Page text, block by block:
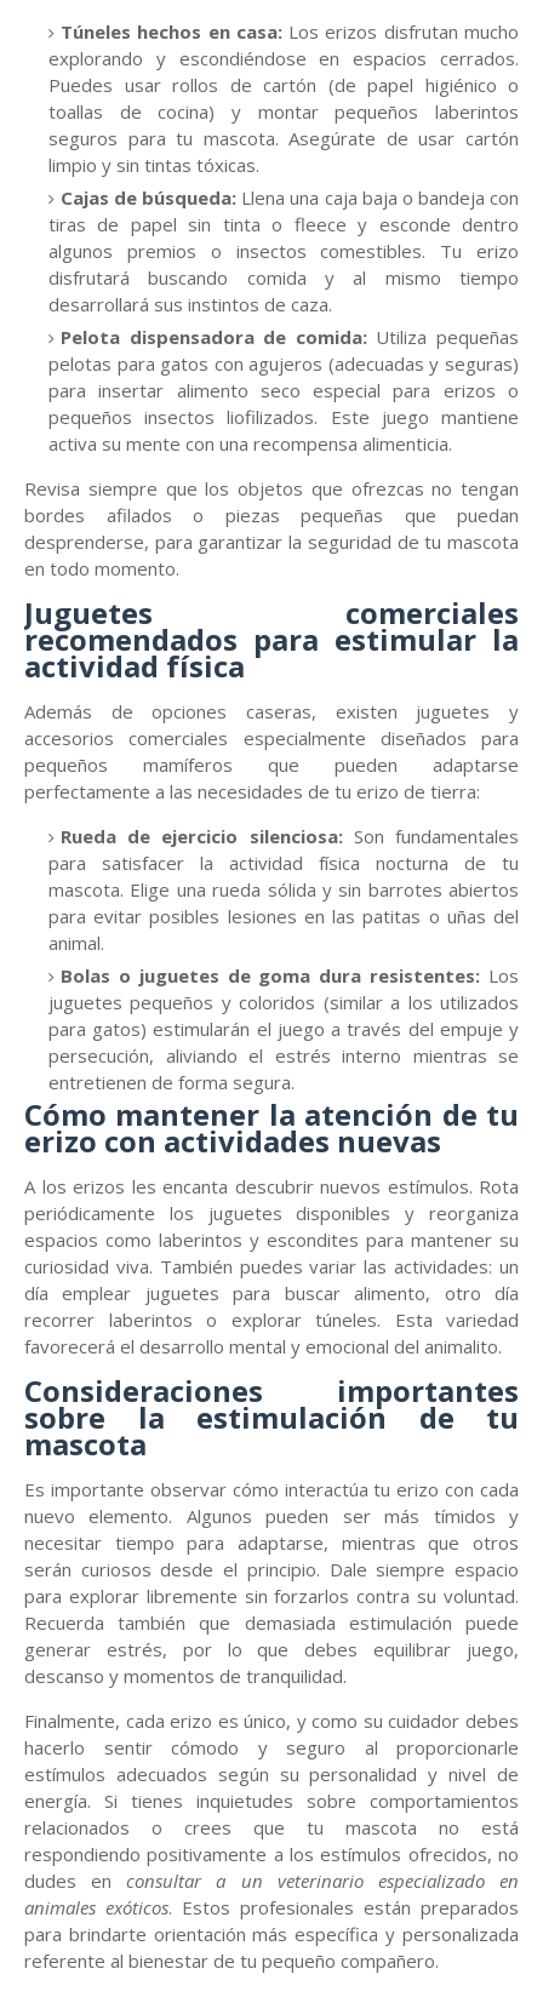
Túneles hechos en casa:Los erizos disfrutan mucho
explorando y escondiéndose en espacios cerrados.
Puedes usar rollos de cartón (de papel higiénico o
toallas de cocina) y montar pequeños laberintos
seguros para tu mascota. Asegúrate de usar cartón
limpio y sin tintas tóxicas.
Cajas de búsqueda: Llena una caja baja o bandeja con
tiras de papel sin tinta o fleece y esconde dentro
algunos premios o insectos comestibles. Tu erizo
disfrutará buscando comida y al mismo tiempo
desarrollará sus instintos de caza.
Pelota dispensadora de comida:Utiliza pequeñas
pelotas para gatos con agujeros (adecuadas y seguras)
para insertar alimento seco especial para erizos o
pequeños insectos liofilizados. Este juego mantiene
activa su mente con una recompensa alimenticia.
Revisa siempre que los objetos que ofrezcas no tengan
bordes afilados o piezas pequeñas que puedan
desprenderse, para garantizar la seguridad de tu mascota
en todo momento.
Juguetes comerciales
recomendados para estimular la
actividad física
Además de opciones caseras, existen juguetes y
accesorios comerciales especialmente diseñados para
pequeños mamíferos que pueden adaptarse
perfectamente a las necesidades de tu erizo de tierra:
Rueda de ejercicio silenciosa:Son fundamentales
para satisfacer la actividad física nocturna de tu
mascota. Elige una rueda sólida y sin barrotes abiertos
para evitar posibles lesiones en las patitas o uñas del
animal.
Bolas o juguetes de goma dura resistentes: Los
juguetes pequeños y coloridos (similar a los utilizados
para gatos) estimularán el juego a través del empuje y
persecución, aliviando el estrés interno mientras se
entretienen de forma segura.
Cómo mantener la atención de tu
erizo con actividades nuevas
A los erizos les encanta descubrir nuevos estímulos. Rota
periódicamente los juguetes disponibles y reorganiza
espacios como laberintos y escondites para mantener su
curiosidad viva. También puedes variar las actividades: un
día emplear juguetes para buscar alimento, otro día
recorrer laberintos o explorar túneles. Esta variedad
favorecerá el desarrollo mental y emocional del animalito.
Consideraciones importantes
sobre la estimulación de tu
mascota
Es importante observar cómo interactúa tu erizo con cada
nuevo elemento. Algunos pueden ser más tímidos y
necesitar tiempo para adaptarse, mientras que otros
serán curiosos desde el principio. Dale siempre espacio
para explorar libremente sin forzarlos contra su voluntad.
Recuerda también que demasiada estimulación puede
generar estrés, por lo que debes equilibrar juego,
descanso y momentos de tranquilidad.
Finalmente, cada erizo es único, y como su cuidador debes
hacerlo sentir cómodo y seguro al proporcionarle
estímulos adecuados según su personalidad y nivel de
energía. Si tienes inquietudes sobre comportamientos
relacionados o crees que tu mascota no está
respondiendo positivamente a los estímulos ofrecidos, no
dudes enconsultar a un veterinario especializado en
animales exóticos. Estos profesionales están preparados
para brindarte orientación más específica y personalizada
referente al bienestar de tu pequeño compañero.